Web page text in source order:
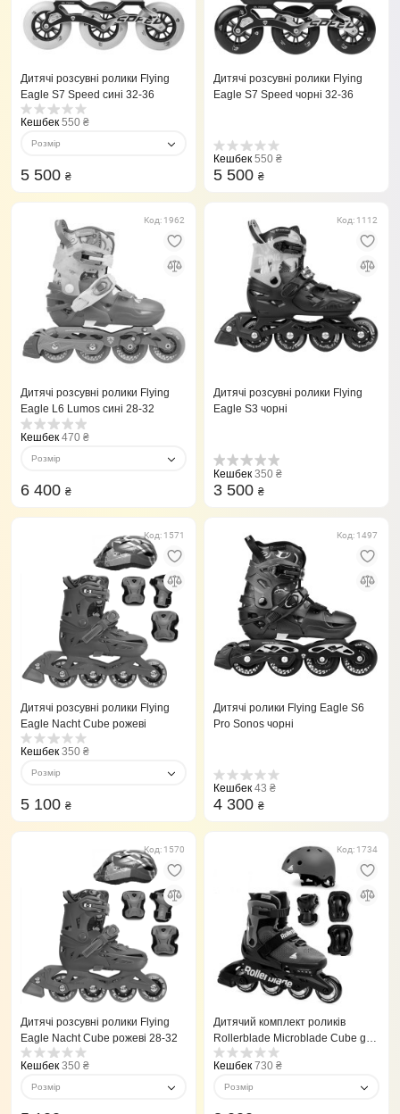
Дитячі розсувні ролики Flying
Eagle S7 Speed сині 32-36
Кешбек 550 ₴
Розмір
5 500 ₴
Дитячі розсувні ролики Flying
Eagle S7 Speed чорні 32-36
Кешбек 550 ₴
5 500 ₴
Код: 1962
Дитячі розсувні ролики Flying
Eagle L6 Lumos сині 28-32
Кешбек 470 ₴
Розмір
6 400 ₴
Код: 1112
Дитячі розсувні ролики Flying
Eagle S3 чорні
Кешбек 350 ₴
3 500 ₴
Код: 1571
Дитячі розсувні ролики Flying
Eagle Nacht Cube рожеві
Кешбек 350 ₴
Розмір
5 100 ₴
Код: 1497
Дитячі ролики Flying Eagle S6
Pro Sonos чорні
Кешбек 43 ₴
4 300 ₴
Код: 1570
Дитячі розсувні ролики Flying
Eagle Nacht Cube рожеві 28-32
Кешбек 350 ₴
Розмір
Код: 1734
Дитячий комплект роликів
Rollerblade Microblade Cube g
purple 36,5-40,5
Кешбек 730 ₴
Розмір